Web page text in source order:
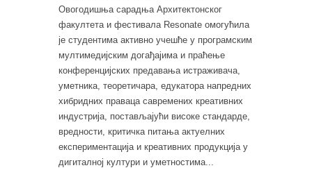
Овогодишња сарадња Архитектонског
факултета и фестивала Resonate омогућила
је студентима активно учешће у програмским
мултимедијским догађајима и праћење
конференцијских предавања истраживача,
уметника, теоретичара, едукатора напредних
хибридних праваца савремених креативних
индустрија, постављајући високе стандарде,
вредности, критичка питања актуелних
експериментација и креативних продукција у
дигиталној култури и уметностима...